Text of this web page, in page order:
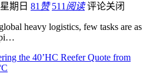
期日 81 赞 511 阅读 评论关闭
heavy logistics, few tasks are as